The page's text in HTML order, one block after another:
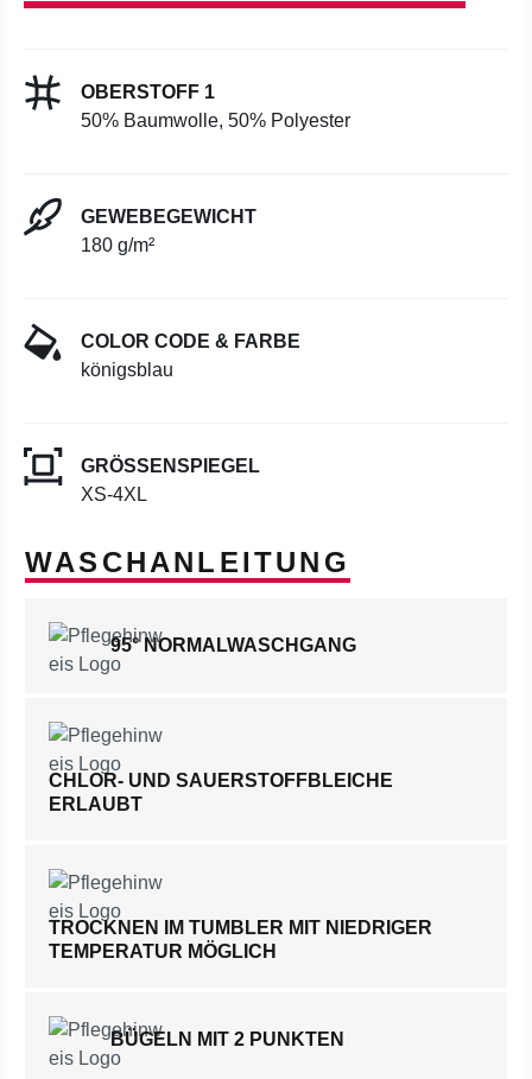
OBERSTOFF 1
50% Baumwolle, 50% Polyester
GEWEBEGEWICHT
180 g/m²
COLOR CODE & FARBE
königsblau
GRÖSSENSPIEGEL
XS-4XL
WASCHANLEITUNG
95° NORMALWASCHGANG
CHLOR- UND SAUERSTOFFBLEICHE
ERLAUBT
TROCKNEN IM TUMBLER MIT NIEDRIGER
TEMPERATUR MÖGLICH
BÜGELN MIT 2 PUNKTEN